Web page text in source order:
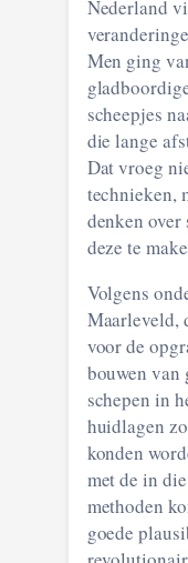
Nederland
Men ging
scheepjes
die lange
Dat vroeg
technieken,
denken over
deze te
Volgens
Maarleveld,
voor de
bouwen
schepen in
huidlagen
konden
met de in
methoden
goede